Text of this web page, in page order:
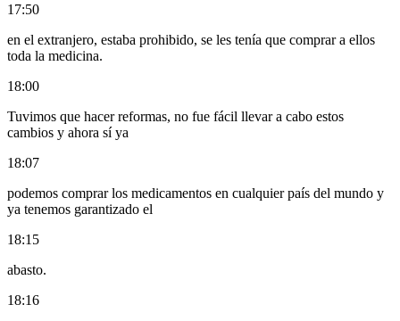
17:50
en el extranjero, estaba prohibido, se les tenía que comprar a ellos
toda la medicina.
18:00
Tuvimos que hacer reformas, no fue fácil llevar a cabo estos
cambios y ahora sí ya
18:07
podemos comprar los medicamentos en cualquier país del mundo y
ya tenemos garantizado el
18:15
abasto.
18:16